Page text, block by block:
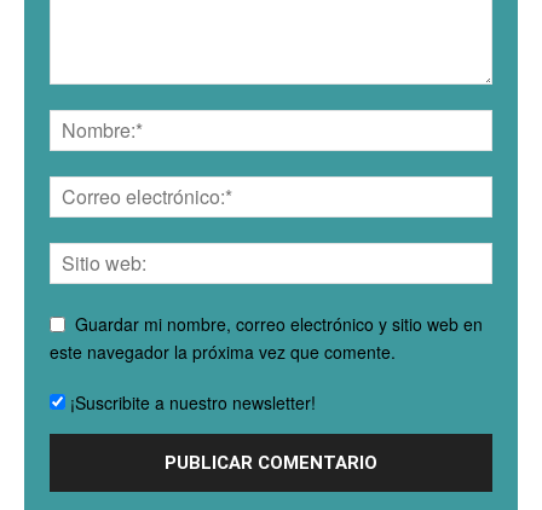
Guardar mi nombre, correo electrónico y sitio web en
este navegador la próxima vez que comente.
¡Suscribite a nuestro newsletter!